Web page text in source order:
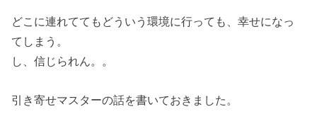
どこに連れててもどういう環境に行っても、幸せになっ
てしまう。
し、信じられん。。
引き寄せマスターの話を書いておきました。